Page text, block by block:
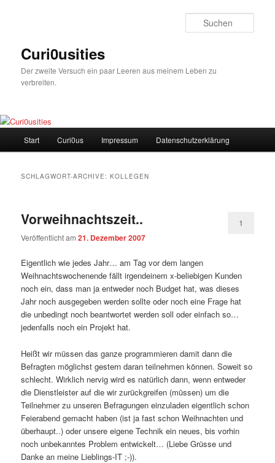
Curi0usities
Der zweite Versuch ein paar Leeren aus meinem Leben zu
verbreiten.
Start Curi0us Impressum Datenschutzerklärung
SCHLAGWORT-ARCHIVE:KOLLEGEN
Vorweihnachtszeit..
Veröffentlicht am21. Dezember 2007
1
Eigentlich wie jedes Jahr… am Tag vor dem langen
Weihnachtswochenende fällt irgendeinem x-beliebigen Kunden
noch ein, dass man ja entweder noch Budget hat, was dieses
Jahr noch ausgegeben werden sollte oder noch eine Frage hat
die unbedingt noch beantwortet werden soll oder einfach so…
jedenfalls noch ein Projekt hat.
Heißt wir müssen das ganze programmieren damit dann die
Befragten möglichst gestern daran teilnehmen können. Soweit so
schlecht. Wirklich nervig wird es natürlich dann, wenn entweder
die Dienstleister auf die wir zurückgreifen (müssen) um die
Teilnehmer zu unseren Befragungen einzuladen eigentlich schon
Feierabend gemacht haben (ist ja fast schon Weihnachten und
überhaupt..) oder unsere eigene Technik ein neues, bis vorhin
noch unbekanntes Problem entwickelt… (Liebe Grüsse und
Danke an meine Lieblings-IT ;-)).